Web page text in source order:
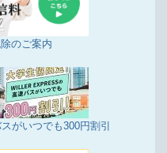
のご案内
がいつでも300円割引